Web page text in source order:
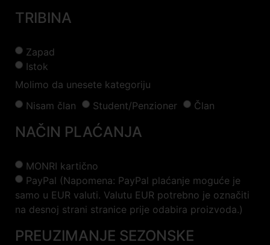
TRIBINA
Zapad
Istok
Molimo da unesete kategoriju
Nisam član
Student/Penzioner Član
NAČIN PLAĆANJA
MONRI kartično
PayPal (Napomena: PayPal plaćanje moguće je
samo u EUR valuti. Valutu EUR potrebno je označiti
na desnoj strani stranice prije odabira proizvoda.)
PREUZIMANJE SEZONSKE